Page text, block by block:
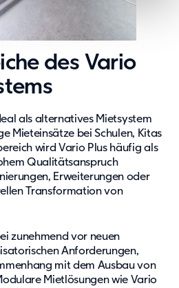
des Vario
als alternatives Mietsystem
Mieteinsätze bei Schulen, Kitas
wird Vario Plus häufig als
Qualitätsanspruch
Erweiterungen oder
Transformation von
zunehmend vor neuen
Anforderungen,
mit dem Ausbau von
Mietlösungen wie Vario